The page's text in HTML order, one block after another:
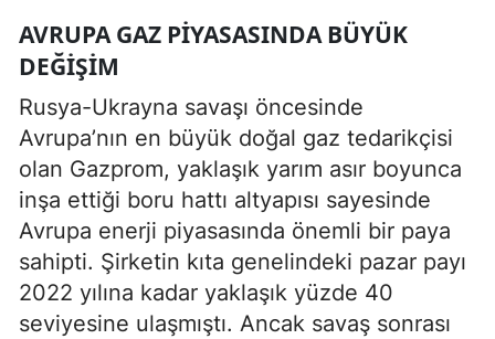
AVRUPA GAZ PIYASASINDA BÜYÜK
DEĞIŞIM
Rusya-Ukrayna savaşı öncesinde
Avrupa’nın en büyük doğal gaz tedarikçisi
olan Gazprom, yaklaşık yarım asır boyunca
inşa ettiği boru hattı altyapısı sayesinde
Avrupa enerji piyasasında önemli bir paya
sahipti. Şirketin kıta genelindeki pazar payı
2022 yılına kadar yaklaşık yüzde 40
seviyesine ulaşmıştı. Ancak savaş sonrası